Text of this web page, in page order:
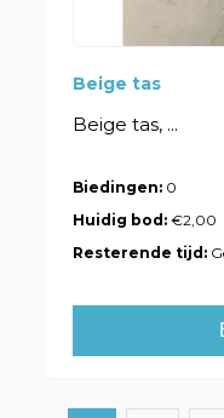
Beige tas
Beige tas, ...
Biedingen: 0
Huidig bod:€2,00
Resterende tijd: